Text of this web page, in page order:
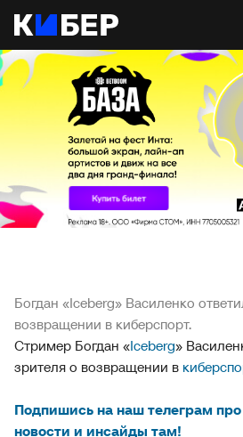
Богдан «Iceberg» Василенко
возвращении в киберспорт.
Стример Богдан «Iceberg»
зрителя о возвращении в
Подпишись на наш телеграм
новости и инсайды там!